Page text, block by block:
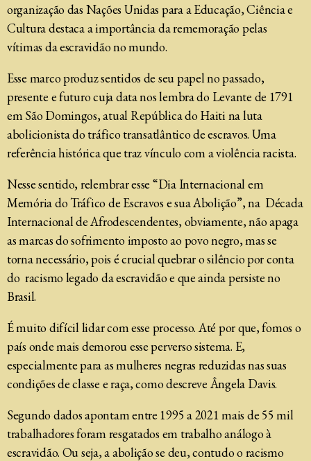
organização das Nações Unidas para a Educação, Ciência e
Cultura destaca a importância da rememoração pelas
vítimas da escravidão no mundo.
Esse marco produz sentidos de seu papel no passado,
presente e futuro cuja data nos lembra do Levante de 1791
em São Domingos, atual República do Haiti na luta
abolicionista do tráfico transatlântico de escravos. Uma
referência histórica que traz vínculo com a violência racista.
Nesse sentido, relembrar esse “Dia Internacional em
Memória do Tráfico de Escravos e sua Abolição”, na Década
Internacional de Afrodescendentes, obviamente, não apaga
as marcas do sofrimento imposto ao povo negro, mas se
torna necessário, pois é crucial quebrar o silêncio por conta
do racismo legado da escravidão e que ainda persiste no
Brasil.
É muito difícil lidar com esse processo. Até por que, fomos o
país onde mais demorou esse perverso sistema. E,
especialmente para as mulheres negras reduzidas nas suas
condições de classe e raça, como descreve Ângela Davis.
Segundo dados apontam entre 1995 a 2021 mais de 55 mil
trabalhadores foram resgatados em trabalho análogo à
escravidão. Ou seja, a abolição se deu, contudo o racismo